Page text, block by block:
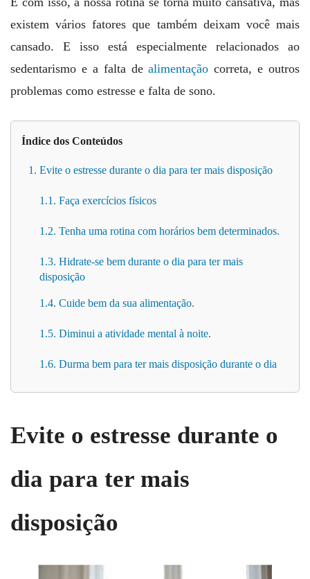
existem vários fatores que também deixam você mais
cansado. E isso está especialmente relacionados ao
sedentarismo e a falta dealimentação correta, e outros
problemas como estresse e falta de sono.
Índice dos Conteúdos
1. Evite o estresse durante o dia para ter mais disposição
1.1. Faça exercícios físicos
1.2. Tenha uma rotina com horários bem determinados.
1.3. Hidrate-se bem durante o dia para ter mais
disposição
1.4. Cuide bem da sua alimentação.
1.5. Diminui a atividade mental à noite.
1.6. Durma bem para ter mais disposição durante o dia
Evite o estresse durante o
dia para ter mais
disposição